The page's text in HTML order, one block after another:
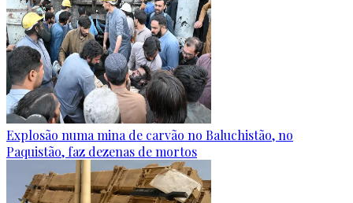
Explosão numa mina de carvão no Baluchistão, no
Paquistão, faz dezenas de mortos